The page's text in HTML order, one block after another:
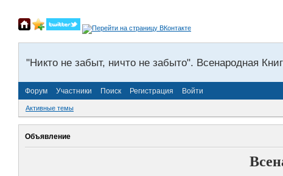
"Никто не забыт, ничто не забыто". Всенародная
Форум Участники Поиск Регистрация Войти
Активные темы
Объявление